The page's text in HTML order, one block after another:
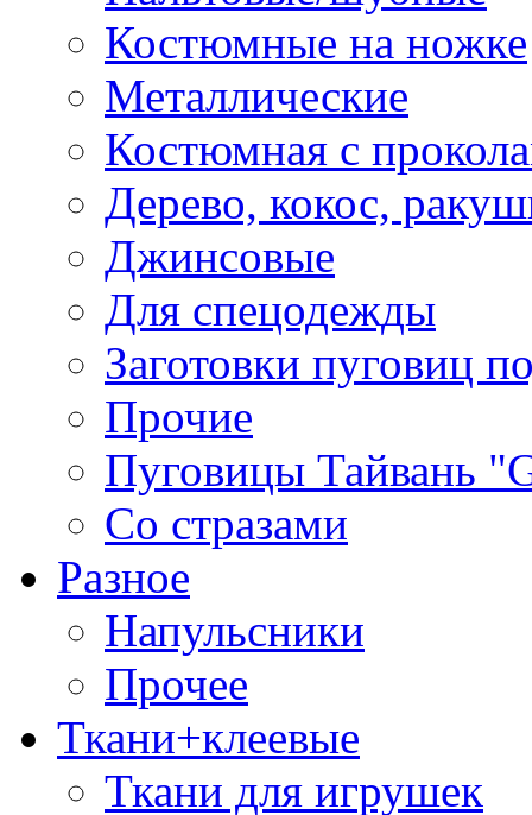
Костюмные на ножке
Металлические
Костюмная с
Дерево, кокос,
Джинсовые
Для спецодежды
Заготовки пуговиц
Прочие
Пуговицы Тайвань
Со стразами
Разное
Напульсники
Прочее
Ткани+клеевые
Ткани для игрушек